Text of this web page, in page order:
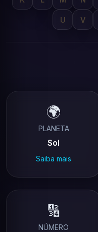
U V
🌍
PLANETA
Sol
Saiba mais
🔢
NÚMERO